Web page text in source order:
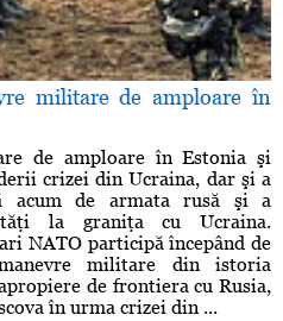
militare de amploare în
de amploare în Estonia şi
crizei din Ucraina, dar şi a
acum de armata rusă şi a
la graniţa cu Ucraina.
NATO participă începând de
militare din istoria
de frontiera cu Rusia,
în urma crizei din ...